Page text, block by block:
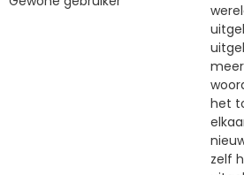
het
zelf